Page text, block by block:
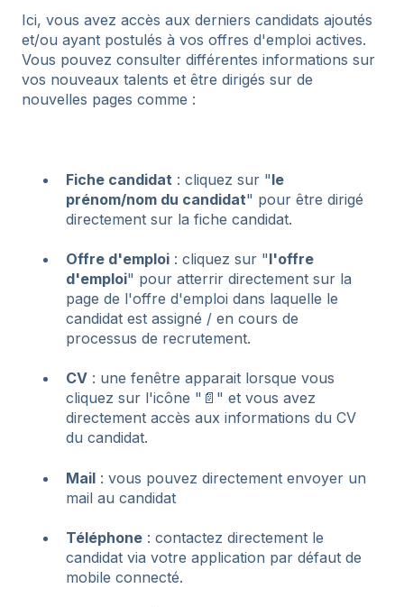
Ici, vous avez accès aux derniers candidats ajoutés
et/ou ayant postulés à vos offres d'emploi actives.
Vous pouvez consulter différentes informations sur
vos nouveaux talents et être dirigés sur de
nouvelles pages comme :
Fiche candidat : cliquez sur "le
prénom/nom du candidat" pour être dirigé
directement sur la fiche candidat.
Offre d'emploi : cliquez sur "l'offre
d'emploi" pour atterrir directement sur la
page de l'offre d'emploi dans laquelle le
candidat est assigné / en cours de
processus de recrutement.
CV : une fenêtre apparait lorsque vous
cliquez sur l'icône "📄" et vous avez
directement accès aux informations du CV
du candidat.
Mail : vous pouvez directement envoyer un
mail au candidat
Téléphone : contactez directement le
candidat via votre application par défaut de
mobile connecté.